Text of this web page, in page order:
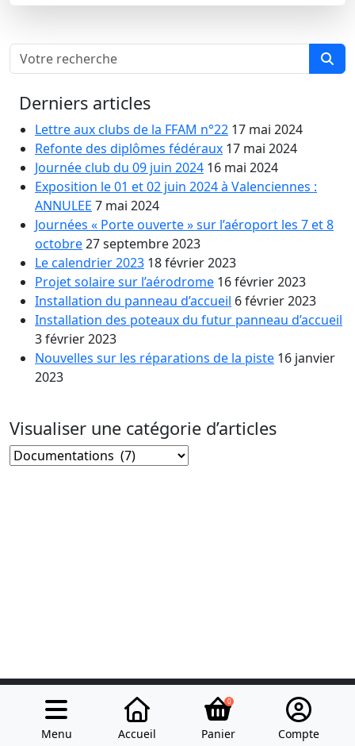
Derniers articles
Lettre aux clubs de la FFAM n°22 17 mai 2024
Refonte des diplômes fédéraux 17 mai 2024
Journée club du 09 juin 2024 16 mai 2024
Exposition le 01 et 02 juin 2024 à Valenciennes :
ANNULEE 7 mai 2024
Journées « Porte ouverte » sur l’aéroport les 7 et 8
octobre27 septembre 2023
Le calendrier 2023 18 février 2023
Projet solaire sur l’aérodrome 16 février 2023
Installation du panneau d’accueil 6 février 2023
Installation des poteaux du futur panneau d’accueil
3 février 2023
Nouvelles sur les réparations de la piste 16 janvier
2023
Visualiser une catégorie d’articles
Visualiser
Modes de paiement Réseaux sociaux
Menu Accueil
0
Panier Compte